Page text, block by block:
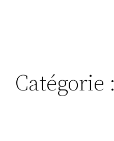
Catégorie :